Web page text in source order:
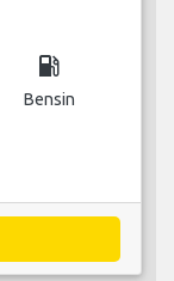
local_gas_station
Bensin